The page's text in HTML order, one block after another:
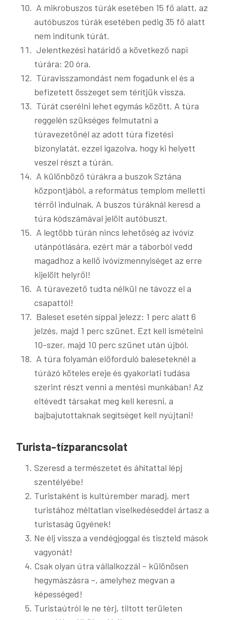
A mikrobuszos túrák esetében 15 fő alatt, az
autóbuszos túrák esetében pedig 35 fő alatt
nem indítunk túrát.
Jelentkezési határidő a következő napi
túrára: 20 óra.
Túravisszamondást nem fogadunk el és a
befizetett összeget sem térítjük vissza.
Túrát cserélni lehet egymás között. A túra
reggelén szükséges felmutatni a
túravezetőnél az adott túra fizetési
bizonylatát, ezzel igazolva, hogy ki helyett
veszel részt a túrán.
A különböző túrákra a buszok Sztána
központjából, a református templom melletti
térről indulnak. A buszos túráknál keresd a
túra kódszámával jelölt autóbuszt.
A legtöbb túrán nincs lehetőség az ivóvíz
utánpótlására, ezért már a táborból vedd
magadhoz a kellő ivóvízmennyiséget az erre
kijelölt helyről!
A túravezető tudta nélkül ne távozz el a
csapattól!
Baleset esetén síppal jelezz: 1 perc alatt 6
jelzés, majd 1 perc szünet. Ezt kell ismételni
10-szer, majd 10 perc szünet után újból.
A túra folyamán előforduló baleseteknél a
túrázó köteles ereje és gyakorlati tudása
szerint részt venni a mentési munkában! Az
eltévedt társakat meg kell keresni, a
bajbajutottaknak segítséget kell nyújtani!
Turista-tízparancsolat
Szeresd a természetet és áhítattal lépj
szentélyébe!
Turistaként is kultúrember maradj, mert
turistához méltatlan viselkedéseddel ártasz a
turistaság ügyének!
Ne élj vissza a vendégjoggal és tiszteld mások
vagyonát!
Csak olyan útra vállalkozzál – különösen
hegymászásra –, amelyhez megvan a
képességed!
Turistaútról le ne térj, tiltott területen